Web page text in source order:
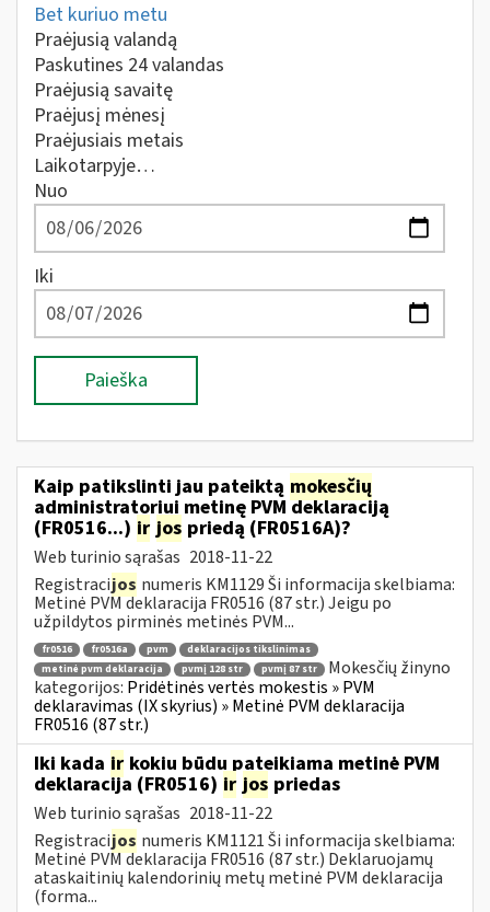
Bet kuriuo metu
Praėjusią valandą
Paskutines 24 valandas
Praėjusią savaitę
Praėjusį mėnesį
Praėjusiais metais
Laikotarpyje…
Nuo
Iki
Paieška
Kaip patikslinti jau pateiktą mokesčių
administratoriui metinę PVM deklaraciją
(FR0516...) ir jos priedą (FR0516A)?
Web turinio sąrašas 2018-11-22
Registracijos numeris KM1129 Ši informacija skelbiama:
Metinė PVM deklaracija FR0516 (87 str.) Jeigu po
užpildytos pirminės metinės PVM...
fr0516 fr0516a pvm
deklaracijos tikslinimas
metinė pvm deklaracija
pvmį 128 str pvmį 87 str
Mokesčių žinyno
kategorijos: Pridėtinės vertės mokestis » PVM
deklaravimas (IX skyrius) » Metinė PVM deklaracija
FR0516 (87 str.)
Iki kada ir kokiu būdu pateikiama metinė PVM
deklaracija (FR0516) ir jos priedas
Web turinio sąrašas 2018-11-22
Registracijos numeris KM1121 Ši informacija skelbiama:
Metinė PVM deklaracija FR0516 (87 str.) Deklaruojamų
ataskaitinių kalendorinių metų metinė PVM deklaracija
(forma...